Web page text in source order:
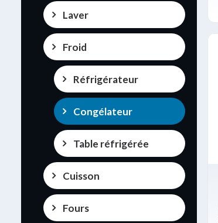
Laver
Froid
Réfrigérateur
Congélateur
Table réfrigérée
Cuisson
Fours